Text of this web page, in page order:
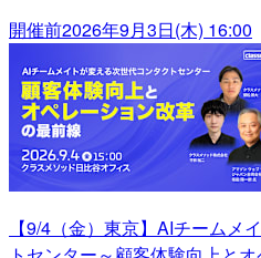
開催前2026年9月3日(木) 16:00
【9/4（金）東京】AIチームメ